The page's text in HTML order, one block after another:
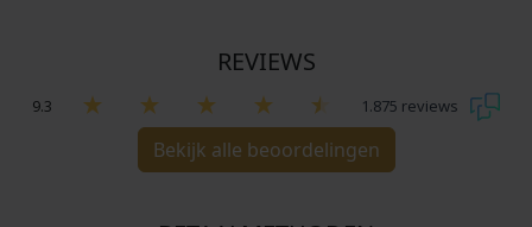
REVIEWS
9.3 1.875 reviews
Bekijk alle beoordelingen